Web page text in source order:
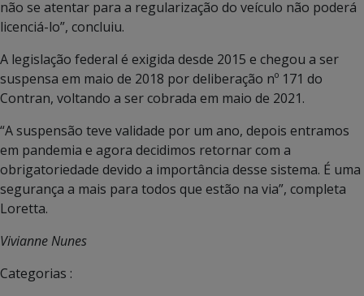
não se atentar para a regularização do veículo não poderá
licenciá-lo”, concluiu.
A legislação federal é exigida desde 2015 e chegou a ser
suspensa em maio de 2018 por deliberação nº 171 do
Contran, voltando a ser cobrada em maio de 2021.
“A suspensão teve validade por um ano, depois entramos
em pandemia e agora decidimos retornar com a
obrigatoriedade devido a importância desse sistema. É uma
segurança a mais para todos que estão na via”, completa
Loretta.
Vivianne Nunes
Categorias :